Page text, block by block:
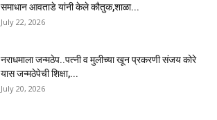
समाधान आवताडे यांनी केले कौतुक,शाळा...
July 22, 2026
नराधमाला जन्मठेप..पत्नी व मुलीच्या खून प्रकरणी संजय कोरे
यास जन्मठेपेची शिक्षा,...
July 20, 2026